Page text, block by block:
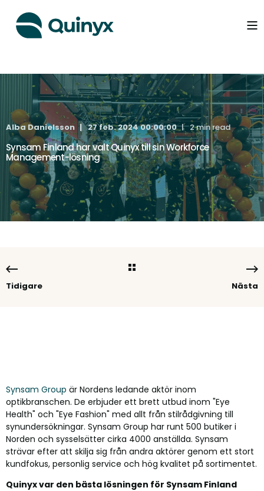
Alba Danielsson 27 feb. 2024 00:00:00 2 min read
Synsam Finland har valt Quinyx till sin Workforce
Management-lösning
Tidigare Nästa
Synsam Group är Nordens ledande aktör inom
optikbranschen. De erbjuder ett brett utbud inom "Eye
Health" och "Eye Fashion" med allt från stilrådgivning till
synundersökningar. Synsam Group har runt 500 butiker i
Norden och sysselsätter cirka 4000 anställda. Synsam
strävar efter att skilja sig från andra aktörer genom ett stort
kundfokus, personlig service och hög kvalitet på sortimentet.
Quinyx var den bästa lösningen för Synsam Finland